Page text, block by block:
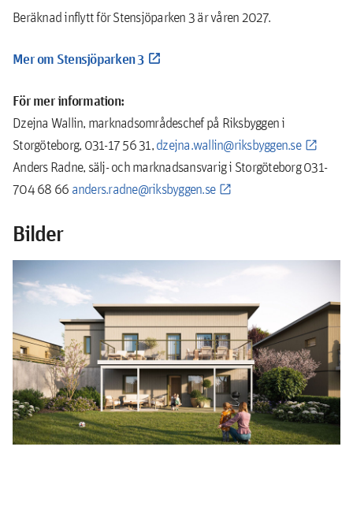
Beräknad inflytt för Stensjöparken 3 är våren 2027.
Mer om Stensjöparken 3
För mer information:
Dzejna Wallin, marknadsområdeschef på Riksbyggen i
Storgöteborg, 031-17 56 31,dzejna.wallin@riksbyggen.se
Anders Radne, sälj- och marknadsansvarig i Storgöteborg 031-
704 68 66 anders.radne@riksbyggen.se
Bilder